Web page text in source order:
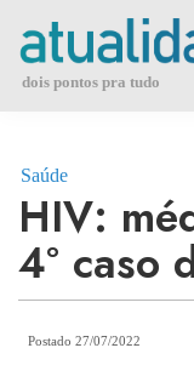
contentdois pontos pra tudo
Saúde
HIV:
4º caso
Postado 27/07/2022